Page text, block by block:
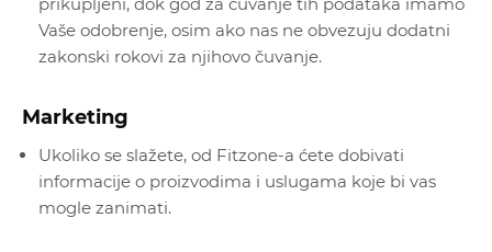
Vaše odobrenje, osim ako nas ne obvezuju dodatni
zakonski rokovi za njihovo čuvanje.
Marketing
Ukoliko se slažete, od Fitzone-a ćete dobivati
informacije o proizvodima i uslugama koje bi vas
mogle zanimati.